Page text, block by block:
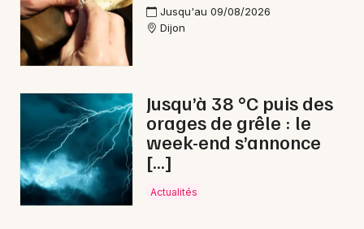
Montagne en Côte d'Or
Montagne en Bourgogne
Montagne en Bourgogne-Franche-Comté
Newsletter des sorties
Jusqu'au 09/08/2026
Dijon
Jusqu’à 38 °C puis des
orages de grêle : le
week-end s’annonce
[…]
Actualités